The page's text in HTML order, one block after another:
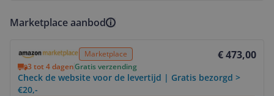
Marketplace aanbod
Marketplace € 473,00
3 tot 4 dagenGratis verzending
Check de website voor de levertijd | Gratis bezorgd >
€20,-